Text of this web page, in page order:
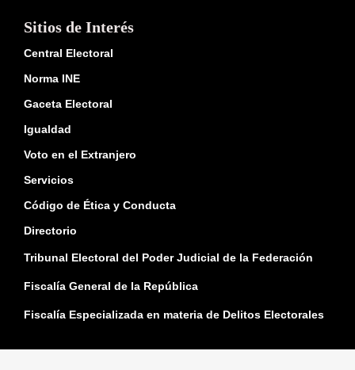
Sitios de Interés
Central Electoral
Norma INE
Gaceta Electoral
Igualdad
Voto en el Extranjero
Servicios
Código de Ética y Conducta
Directorio
Tribunal Electoral del Poder Judicial de la Federación
Fiscalía General de la República
Fiscalía Especializada en materia de Delitos Electorales